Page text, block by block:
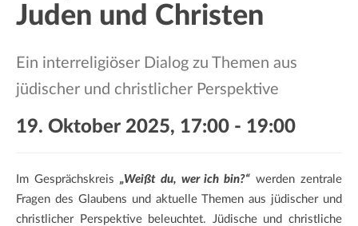
Juden und Christen
Ein interreligiöser Dialog zu Themen aus
jüdischer und christlicher Perspektive
19. Oktober 2025, 17:00 - 19:00
Im Gesprächskreis „Weißt du, wer ich bin?“ werden zentrale
Fragen des Glaubens und aktuelle Themen aus jüdischer und
christlicher Perspektive beleuchtet. Jüdische und christliche